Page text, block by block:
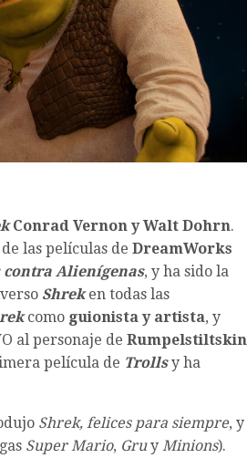
Conrad Vernon y Walt Dohrn.
las películas de DreamWorks
contra Alienígenas, y ha sido la
Shreken todas las
como guionista y artista, y
al personaje de Rumpelstiltskin
película de Trolls y ha
Shrek, felices para siempre, y
Super Mario, Gruy Minions).